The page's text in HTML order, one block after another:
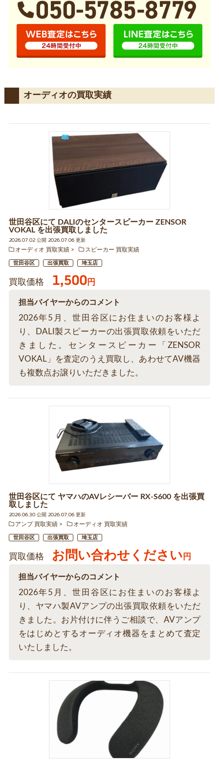
オーディオの買取実績
世田谷区にて DALIのセンタースピーカー ZENSOR
VOKAL を出張買取しました
2026.07.02 公開 2026.07.06 更新
オーディオ 買取実績
スピーカー 買取実績
世田谷区 出張買取 埼玉店
買取価格 1,500円
担当バイヤーからのコメント
2026年5月、世田谷区にお住まいのお客様よ
り、DALI製スピーカーの出張買取依頼をいただ
きました。センタースピーカー「ZENSOR
VOKAL」を査定のうえ買取し、あわせてAV機器
も複数点お譲りいただきました。
世田谷区にて ヤマハのAVレシーバー RX-S600 を出張買
取しました
2026.06.30 公開 2026.07.06 更新
アンプ 買取実績
オーディオ 買取実績
世田谷区 出張買取 埼玉店
買取価格 お問い合わせください 円
担当バイヤーからのコメント
2026年5月、世田谷区にお住まいのお客様よ
り、ヤマハ製AVアンプの出張買取依頼をいただ
きました。お片付けに伴うご相談で、AVアンプ
をはじめとするオーディオ機器をまとめて査定
いたしました。